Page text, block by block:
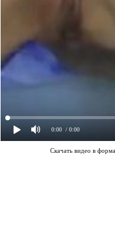
0:00 / 0:00
Скачать видео в